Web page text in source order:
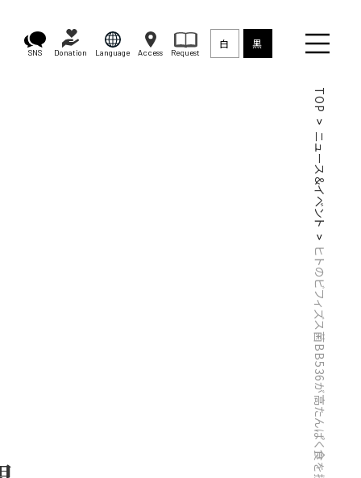
SNS Donation Language Access Request
白 黒
TOP
ニュース＆イベント